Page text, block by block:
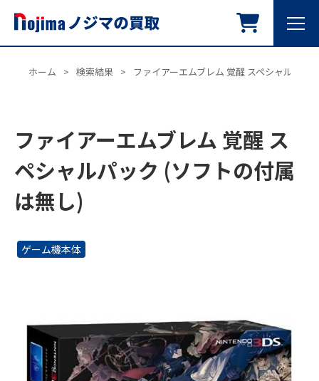
ホーム > 検索結果 > ファイアーエムブレム 覚醒 スペシャルパッ
ファイアーエムブレム 覚醒 ス
ペシャルパック (ソフトの付属
は無し)
ゲーム機本体